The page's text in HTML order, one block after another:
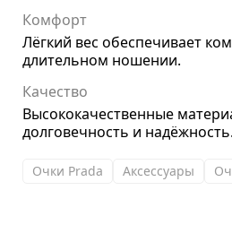
Комфорт
Лёгкий вес обеспечивает
длительном ношении.
Качество
Высококачественные
долговечность и надёжность.
Очки Prada Аксессуары